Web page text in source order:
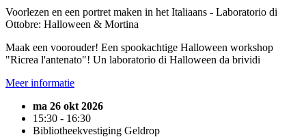
Voorlezen en een portret maken in het Italiaans - Laboratorio di
Ottobre: Halloween & Mortina
Maak een voorouder! Een spookachtige Halloween workshop
"Ricrea l'antenato"! Un laboratorio di Halloween da brividi
Meer informatie
ma 26 okt 2026
15:30 - 16:30
Bibliotheekvestiging Geldrop